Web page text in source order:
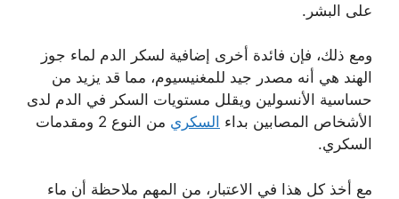
على البشر.
ومع ذلك، فإن فائدة أخرى إضافية لسكر الدم لماء جوز
الهند هي أنه مصدر جيد للمغنيسيوم، مما قد يزيد من
حساسية الأنسولين ويقلل مستويات السكر في الدم لدى
الأشخاص المصابين بداء السكري
من النوع 2 ومقدمات
السكري.
مع أخذ كل هذا في الاعتبار، من المهم ملاحظة أن ماء